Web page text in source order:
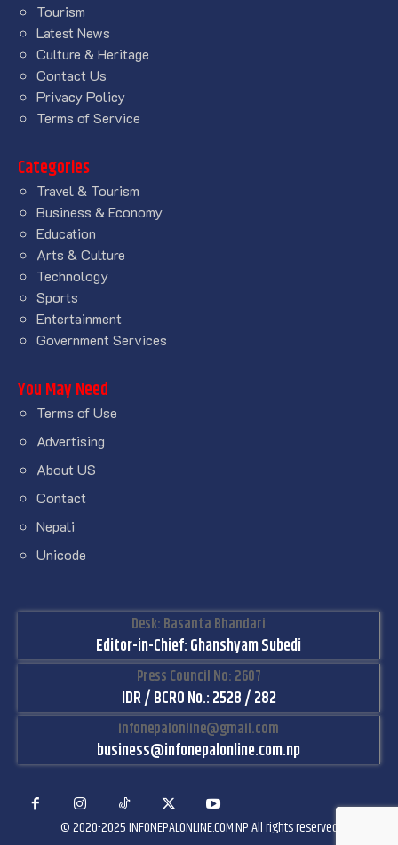
Tourism
Latest News
Culture & Heritage
Contact Us
Privacy Policy
Terms of Service
Categories
Travel & Tourism
Business & Economy
Education
Arts & Culture
Technology
Sports
Entertainment
Government Services
You May Need
Terms of Use
Advertising
About US
Contact
Nepali
Unicode
Desk: Basanta Bhandari
Editor-in-Chief: Ghanshyam Subedi
Press Council No: 2607
IDR / BCRO No.: 2528 / 282
infonepalonline@gmail.com
business@infonepalonline.com.np
© 2020-2025 INFONEPALONLINE.COM.NP All rights reserved